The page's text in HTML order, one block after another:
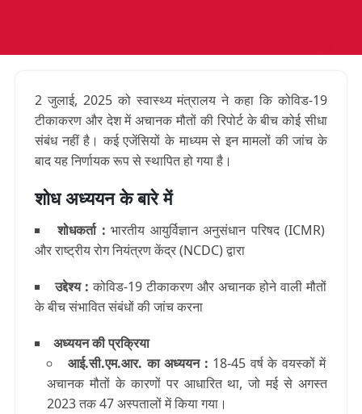
2 जुलाई, 2025 को स्वास्थ्य मंत्रालय ने कहा कि कोविड-19
टीकाकरण और देश में अचानक मौतों की रिपोर्ट के बीच कोई सीधा
संबंध नहीं है। कई एजेंसियों के माध्यम से इन मामलों की जांच के
बाद यह निर्णायक रूप से स्थापित हो गया है।
शोध अध्ययन के बारे में
शोधकर्ता : भारतीय आयुर्विज्ञान अनुसंधान परिषद (ICMR)
और राष्ट्रीय रोग नियंत्रण केंद्र (NCDC) द्वारा
उद्देश्य : कोविड-19 टीकाकरण और अचानक होने वाली मौतों
के बीच संभावित संबंधों की जांच करना
अध्ययन की प्रक्रिया
आई.सी.एम.आर. का अध्ययन : 18-45 वर्ष के वयस्कों में
अचानक मौतों के कारणों पर आधारित था, जो मई से अगस्त
2023 तक 47 अस्पतालों में किया गया।